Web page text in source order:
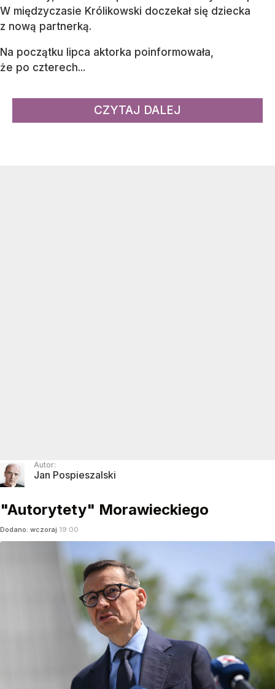
W międzyczasie Królikowski doczekał się dziecka
z nową partnerką.
Na początku lipca aktorka poinformowała,
że po czterech...
CZYTAJ DALEJ
Autor:
Jan Pospieszalski
"Autorytety" Morawieckiego
Dodano: wczoraj 19:00